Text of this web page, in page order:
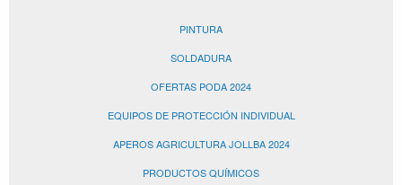
PINTURA
SOLDADURA
OFERTAS PODA 2024
EQUIPOS DE PROTECCIÓN INDIVIDUAL
APEROS AGRICULTURA JOLLBA 2024
PRODUCTOS QUÍMICOS